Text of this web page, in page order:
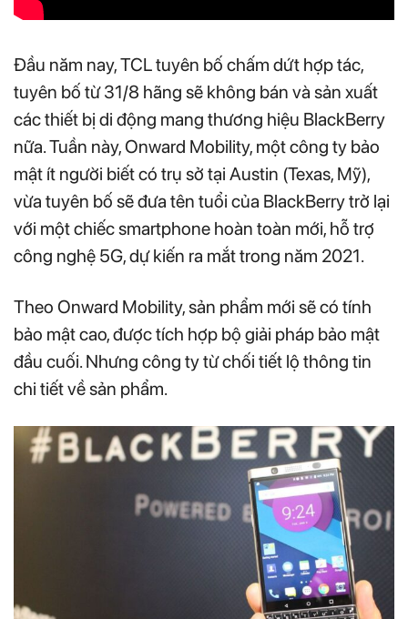
Đầu năm nay, TCL tuyên bố chấm dứt hợp tác,
tuyên bố từ 31/8 hãng sẽ không bán và sản xuất
các thiết bị di động mang thương hiệu BlackBerry
nữa. Tuần này, Onward Mobility, một công ty bảo
mật ít người biết có trụ sở tại Austin (Texas, Mỹ),
vừa tuyên bố sẽ đưa tên tuổi của BlackBerry trở lại
với một chiếc smartphone hoàn toàn mới, hỗ trợ
công nghệ 5G, dự kiến ra mắt trong năm 2021.
Theo Onward Mobility, sản phẩm mới sẽ có tính
bảo mật cao, được tích hợp bộ giải pháp bảo mật
đầu cuối. Nhưng công ty từ chối tiết lộ thông tin
chi tiết về sản phẩm.